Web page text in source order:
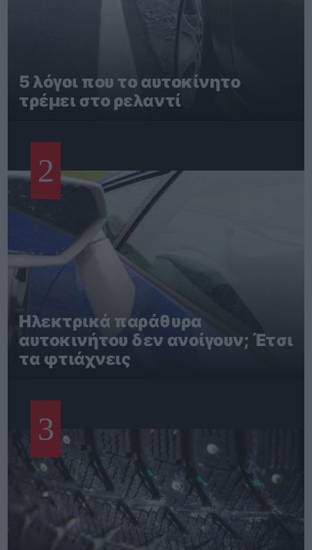
5 λόγοι που το αυτοκίνητο
τρέμει στο ρελαντί
2
Ηλεκτρικά παράθυρα
αυτοκινήτου δεν ανοίγουν; Έτσι
τα φτιάχνεις
3